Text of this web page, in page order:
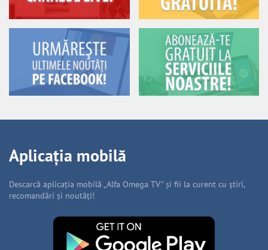
Aplicația mobilă
Descarcă aplicația mobilă „Alfa Omega TV” și fii la curent cu știri,
recomandări și noutăți!